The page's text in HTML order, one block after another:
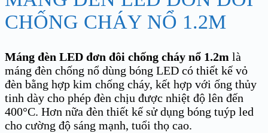
CHỐNG CHÁY NỔ 1.2M
Máng đèn LED đơn đôi chống cháy nổ 1.2m là
máng đèn chống nổ dùng bóng LED có thiết kế vỏ
đèn bằng hợp kim chống cháy, kết hợp với ống thủy
tinh dày cho phép đèn chịu được nhiệt độ lên đến
400°C. Hơn nữa đèn thiết kế sử dụng bóng tuýp led
cho cường độ sáng mạnh, tuổi thọ cao.